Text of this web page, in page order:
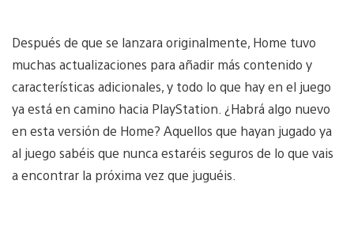
Después de que se lanzara originalmente, Home tuvo
muchas actualizaciones para añadir más contenido y
características adicionales, y todo lo que hay en el juego
ya está en camino hacia PlayStation. ¿Habrá algo nuevo
en esta versión de Home? Aquellos que hayan jugado ya
al juego sabéis que nunca estaréis seguros de lo que vais
a encontrar la próxima vez que juguéis.